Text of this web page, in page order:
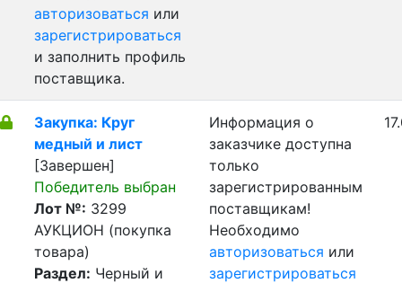
авторизоваться или
зарегистрироваться
и заполнить профиль
поставщика.
Закупка: Круг
медный и лист
[Завершен]
Победитель выбран
Лот №: 3299
АУКЦИОН (покупка
товара)
Раздел: Черный и
Информация о
заказчике доступна
только
зарегистрированным
поставщикам!
Необходимо
авторизоваться или
зарегистрироваться